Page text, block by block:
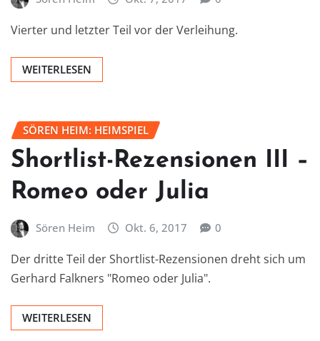
Vierter und letzter Teil vor der Verleihung.
WEITERLESEN
SÖREN HEIM: HEIMSPIEL
Shortlist-Rezensionen III –
Romeo oder Julia
Sören Heim Okt. 6, 2017 0
Der dritte Teil der Shortlist-Rezensionen dreht sich um
Gerhard Falkners "Romeo oder Julia".
WEITERLESEN